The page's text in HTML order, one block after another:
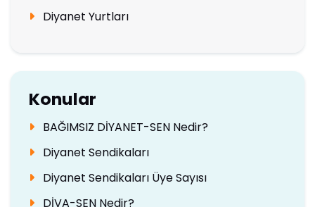
Diyanet Yurtları
Konular
BAĞIMSIZ DİYANET-SEN Nedir?
Diyanet Sendikaları
Diyanet Sendikaları Üye Sayısı
DİVA-SEN Nedir?